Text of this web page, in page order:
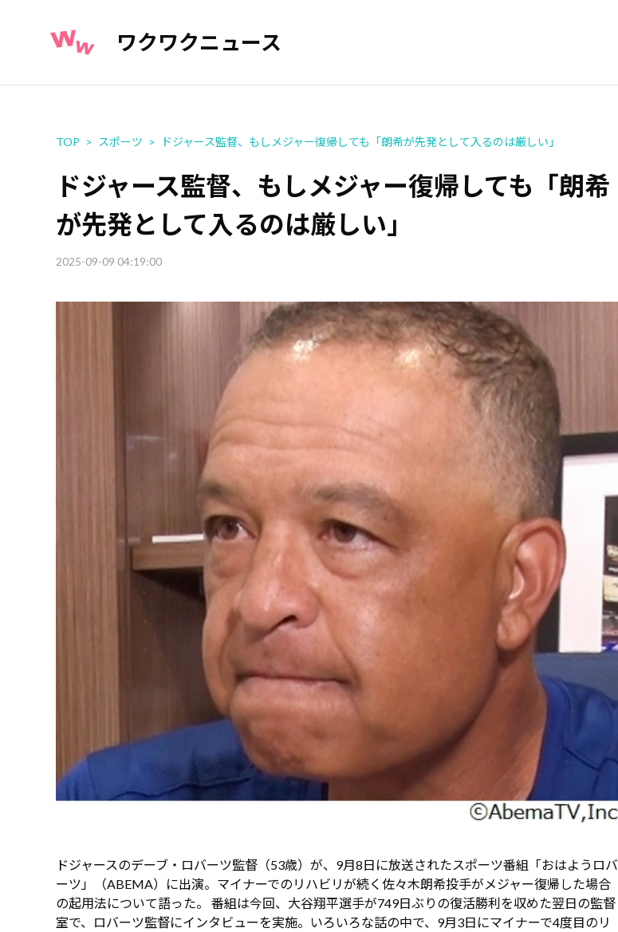
ワクワクニュース
TOP スポーツ ドジャース監督、もしメジャー復帰しても「朗希が先発として入るのは厳しい」
ドジャース監督、もしメジャー復帰しても「朗希
が先発として入るのは厳しい」
2025-09-09 04:19:00
ドジャースのデーブ・ロバーツ監督（53歳）が、9月8日に放送されたスポーツ番組「おはようロバ
ーツ」（ABEMA）に出演。マイナーでのリハビリが続く佐々木朗希投手がメジャー復帰した場合
の起用法について語った。 番組は今回、大谷翔平選手が749日ぶりの復活勝利を収めた翌日の監督
室で、ロバーツ監督にインタビューを実施。いろいろな話の中で、9月3日にマイナーで4度目のリ